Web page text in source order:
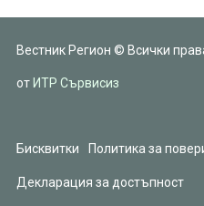
Вестник Регион © Всички
от ИТР Сървисиз
Бисквитки Политика за
Декларация за достъпност